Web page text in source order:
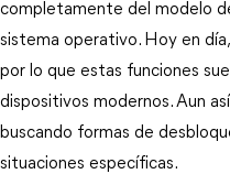
completamente del modelo
sistema operativo. Hoy en
por lo que estas funciones
dispositivos modernos. Aun
buscando formas de
situaciones específicas.